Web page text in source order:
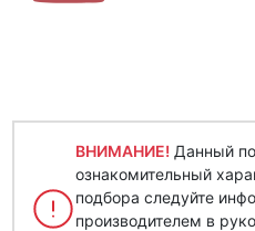
ВНИМАНИЕ! Данный
ознакомительный
подбора следуйте
производителем в